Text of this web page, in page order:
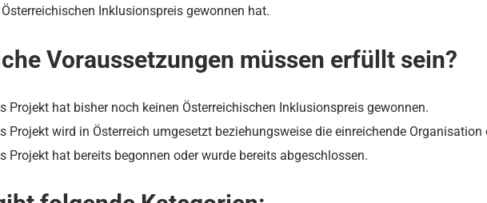
Inklusionspreis gewonnen hat.
Voraussetzungen müssen erfüllt sein?
Projekt hat bisher noch keinen Österreichischen Inklusionspreis gewonnen.
Projekt wird in Österreich umgesetzt beziehungsweise die einreichende
Projekt hat bereits begonnen oder wurde bereits abgeschlossen.